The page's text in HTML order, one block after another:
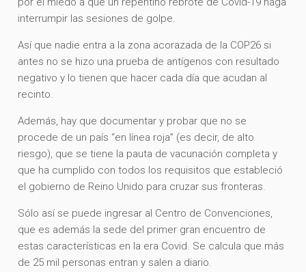
interrumpir las sesiones de golpe.
Así que nadie entra a la zona acorazada de la COP26 si
antes no se hizo una prueba de antígenos con resultado
negativo y lo tienen que hacer cada día que acudan al
recinto.
Además, hay que documentar y probar que no se
procede de un país “en línea roja” (es decir, de alto
riesgo), que se tiene la pauta de vacunación completa y
que ha cumplido con todos los requisitos que estableció
el gobierno de Reino Unido para cruzar sus fronteras.
Sólo así se puede ingresar al Centro de Convenciones,
que es además la sede del primer gran encuentro de
estas características en la era Covid. Se calcula que más
de 25 mil personas entran y salen a diario.